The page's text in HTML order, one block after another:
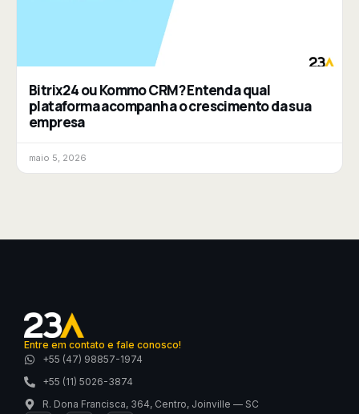
Bitrix24 ou Kommo CRM? Entenda qual
plataforma acompanha o crescimento da sua
empresa
maio 5, 2026
Entre em contato e fale conosco!
+55 (47) 98857-1974
+55 (11) 5026-3874
R. Dona Francisca, 364, Centro, Joinville — SC